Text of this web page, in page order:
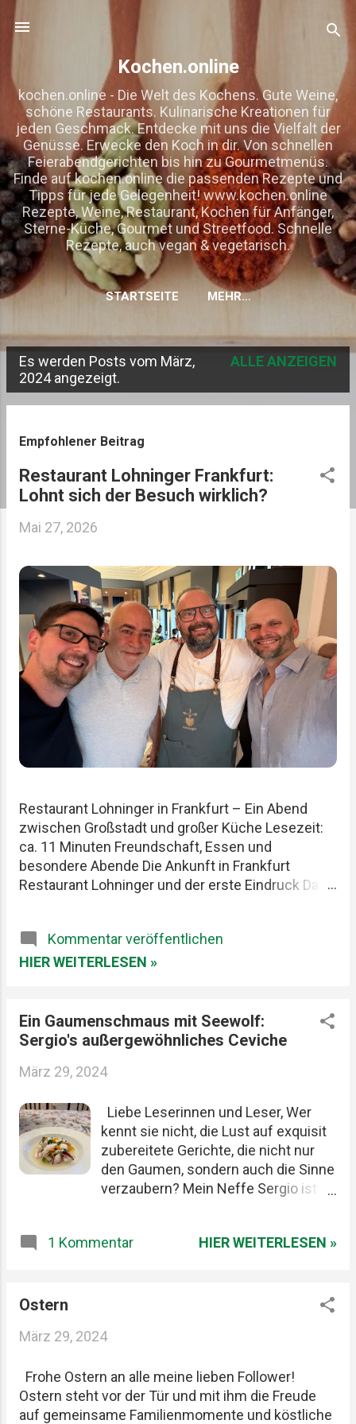
Direkt zum Hauptbereich
Kochen.online
kochen.online - Die Welt des Kochens. Gute Weine,
schöne Restaurants. Kulinarische Kreationen für
jeden Geschmack. Entdecke mit uns die Vielfalt der
Genüsse. Erwecke den Koch in dir. Von schnellen
Feierabendgerichten bis hin zu Gourmetmenüs.
Finde auf kochen.online die passenden Rezepte und
Tipps für jede Gelegenheit! www.kochen.online
Rezepte, Weine, Restaurant, Kochen für Anfänger,
Sterne-Küche, Gourmet und Streetfood. Schnelle
Rezepte, auch vegan & vegetarisch.
STARTSEITE MEHR…
P
o
Es werden Posts vom März,
2024 angezeigt.
ALLE ANZEIGEN
Empfohlener Beitrag
Restaurant Lohninger Frankfurt:
Lohnt sich der Besuch wirklich?
Mai 27, 2026
Restaurant Lohninger in Frankfurt – Ein Abend
zwischen Großstadt und großer Küche Lesezeit:
ca. 11 Minuten Freundschaft, Essen und
besondere Abende Die Ankunft in Frankfurt
Restaurant Lohninger und der erste Eindruck Das
deinen Besuch FAQ zum Restaurant Lohninger
Fazit Das Restaurant Lohninger in Frankfurt war an
Karlsruher Hauptbahnhof. Mit drei Männern, die
Essen ernst nehmen, aber sich selbst nicht zu
dieselbe Schwäche: gute Restaurants, ehrliche
im Kopf bleiben als jede Rechnung. Felix, Ich ,
Mario Lohninger und Patrick: Best Friends
Freundschaft, Essen und besondere Abende Wir
achten darauf, dass unsere gemeinsamen
Restaurantbesuche etwas Besonderes bleiben.
Kommentar veröffentlichen
HIER WEITERLESEN »
Ein Gaumenschmaus mit Seewolf:
Sergio's außergewöhnliches Ceviche
März 29, 2024
Liebe Leserinnen und Leser, Wer
kennt sie nicht, die Lust auf exquisit
zubereitete Gerichte, die nicht nur
den Gaumen, sondern auch die Sinne
verzaubern? Mein Neffe Sergio ist
Welt zu probieren und zu genießen.
ein Gericht, das normalerweise mit
Paprika und Gewürzen zubereitet
wird. Doch Sergio wäre nicht Sergio,
wenn er sich mit dem Gewöhnlichen
1 Kommentar HIER WEITERLESEN »
Ostern
März 29, 2024
Frohe Ostern an alle meine lieben Follower!
Ostern steht vor der Tür und mit ihm die Freude
auf gemeinsame Familienmomente und köstliche